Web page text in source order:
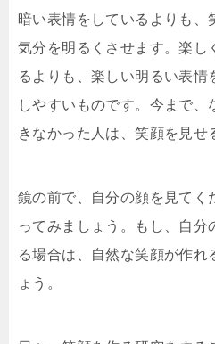
暗い表情をしているよりも、
気分を明るくさせます。楽し
るよりも、楽しい明るい表情
しやすいものです。今まで
きなかった人は、笑顔を見せ
鏡の前で、自分の顔を見てく
ってみましょう。もし、自分
る場合は、自然な笑顔が作れ
ょう。